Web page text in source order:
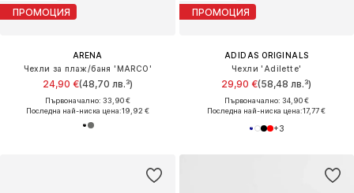
ПРОМОЦИЯ
ARENA
Чехли за плаж/баня 'MARCO'
24,90 €(48,70 лв.³)
Първоначално: 33,90 €
Последна най-ниска цена:19,92 €
ПРОМОЦИЯ
ADIDAS ORIGINALS
Чехли 'Adilette'
29,90 €(58,48 лв.³)
Първоначално: 34,90 €
Последна най-ниска цена:17,77 €
+3